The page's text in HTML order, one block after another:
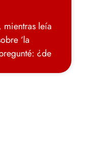
leía
‘la
¿de